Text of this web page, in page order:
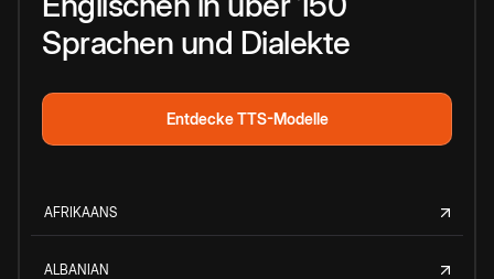
Sprachen und Dialekte
Entdecke TTS-Modelle
AFRIKAANS
ALBANIAN